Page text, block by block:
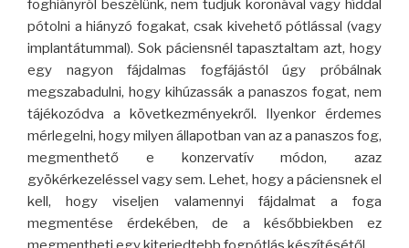
foghiányról beszélünk, nem tudjuk koronával vagy híddal
pótolni a hiányzó fogakat, csak kivehető pótlással (vagy
implantátummal). Sok páciensnél tapasztaltam azt, hogy
egy nagyon fájdalmas fogfájástól úgy próbálnak
megszabadulni, hogy kihúzassák a panaszos fogat, nem
tájékozódva a következményekről. Ilyenkor érdemes
mérlegelni, hogy milyen állapotban van az a panaszos fog,
megmenthető e konzervatív módon, azaz
gyökérkezeléssel vagy sem. Lehet, hogy a páciensnek el
kell, hogy viseljen valamennyi fájdalmat a foga
megmentése érdekében, de a későbbiekben ez